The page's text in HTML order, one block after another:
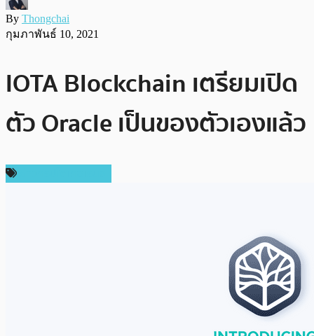
By Thongchai
กุมภาพันธ์ 10, 2021
IOTA Blockchain เตรียมเปิด
ตัว Oracle เป็นของตัวเองแล้ว